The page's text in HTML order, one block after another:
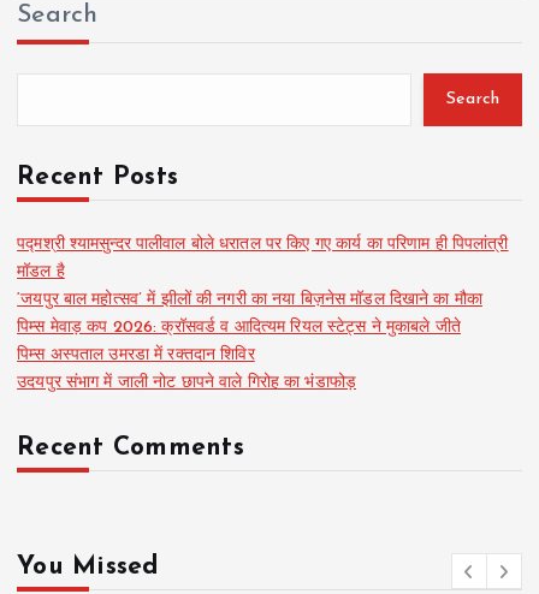
Search
Search
Recent Posts
पद्मश्री श्यामसुन्दर पालीवाल बोले धरातल पर किए गए कार्य का परिणाम ही पिपलांत्री
मॉडल है
‘जयपुर बाल महोत्सव’ में झीलों की नगरी का नया बिज़नेस मॉडल दिखाने का मौका
पिम्स मेवाड़ कप 2026: क्रॉसवर्ड व आदित्यम रियल स्टेट्स ने मुकाबले जीते
पिम्स अस्पताल उमरडा में रक्तदान शिविर
उदयपुर संभाग में जाली नोट छापने वाले गिरोह का भंडाफोड़
Recent Comments
You Missed